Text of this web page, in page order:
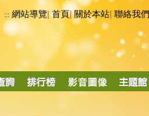
::: 網站導覽|首頁|關於本站 聯絡我們